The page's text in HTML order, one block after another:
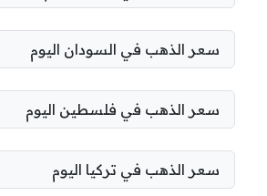
سعر الذهب في السودان اليوم
سعر الذهب في فلسطين اليوم
سعر الذهب في تركيا اليوم